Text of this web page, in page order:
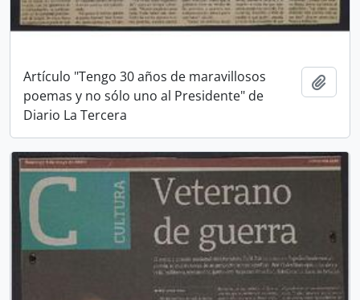
Artículo "Tengo 30 años de maravillosos
poemas y no sólo uno al Presidente" de
Diario La Tercera